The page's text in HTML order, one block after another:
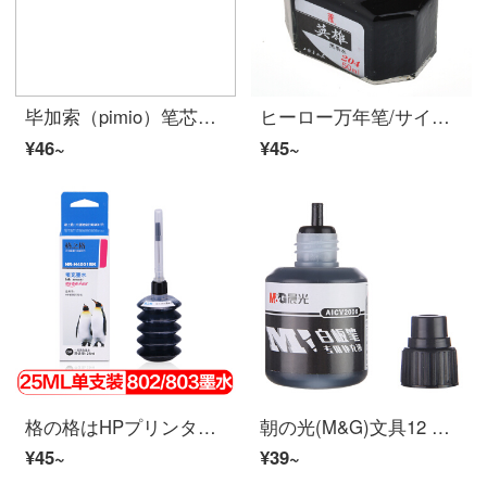
毕加索（pimio）笔芯签字笔宝珠笔替芯螺纹试笔芯0.5mm黑色悬挂
¥46~
ヒーロー万年笔/サインペンインク非炭素インク50 mlブラックヒーローインク204
¥45~
格の格はHPプリンタのインクhp 802803 818 680 702 703プリンタのインク黒25 MLに適用されます。
¥45~
朝の光(M&G)文具12 ml黒インキホワイトペン補充液経済型大容量インク単瓶AICV 2006
¥39~